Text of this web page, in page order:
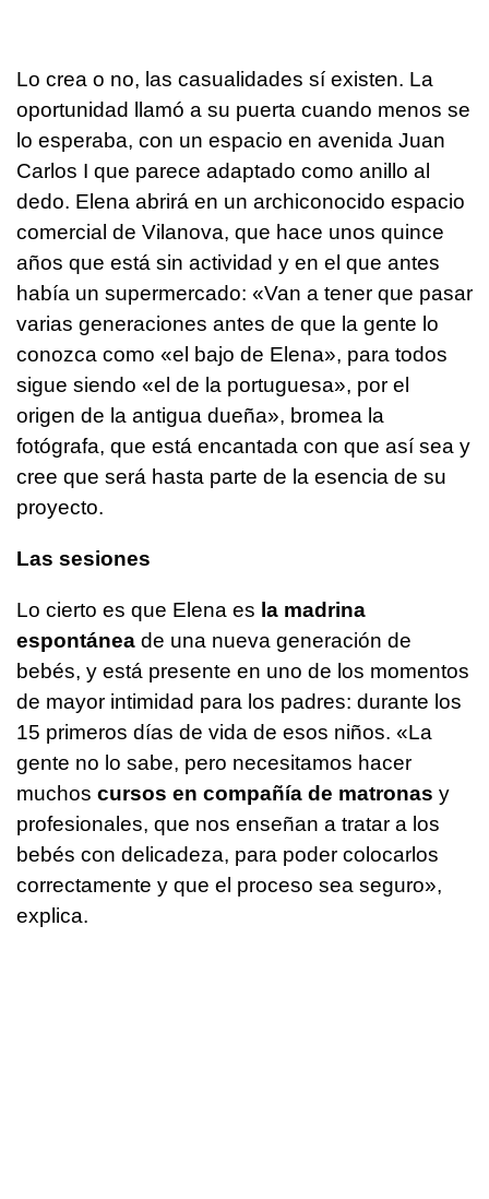
Lo crea o no, las casualidades sí existen. La
oportunidad llamó a su puerta cuando menos se
lo esperaba, con un espacio en avenida Juan
Carlos I que parece adaptado como anillo al
dedo. Elena abrirá en un archiconocido espacio
comercial de Vilanova, que hace unos quince
años que está sin actividad y en el que antes
había un supermercado: «Van a tener que pasar
varias generaciones antes de que la gente lo
conozca como «el bajo de Elena», para todos
sigue siendo «el de la portuguesa», por el
origen de la antigua dueña», bromea la
fotógrafa, que está encantada con que así sea y
cree que será hasta parte de la esencia de su
proyecto.
Las sesiones
Lo cierto es que Elena es la madrina
espontánea de una nueva generación de
bebés, y está presente en uno de los momentos
de mayor intimidad para los padres: durante los
15 primeros días de vida de esos niños. «La
gente no lo sabe, pero necesitamos hacer
muchos cursos en compañía de matronas y
profesionales, que nos enseñan a tratar a los
bebés con delicadeza, para poder colocarlos
correctamente y que el proceso sea seguro»,
explica.